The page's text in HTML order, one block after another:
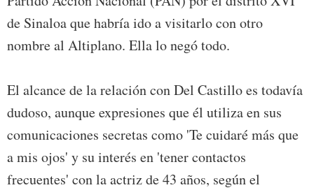
de Sinaloa que habría ido a visitarlo con otro
nombre al Altiplano. Ella lo negó todo.
El alcance de la relación con Del Castillo es todavía
dudoso, aunque expresiones que él utiliza en sus
comunicaciones secretas como 'Te cuidaré más que
a mis ojos' y su interés en 'tener contactos
frecuentes' con la actriz de 43 años, según el